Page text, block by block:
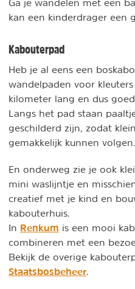
Ga je wandelen met een
kan een kinderdrager een
Kabouterpad
Heb je al eens een
wandelpaden voor
kilometer lang en dus
Langs het pad staan
geschilderd zijn, zodat
gemakkelijk kunnen volgen.
En onderweg zie je ook
mini waslijntje en
creatief met je kind en
kabouterhuis.
In Renkum is een mooi
combineren met een
Bekijk de overige
Staatsbosbeheer